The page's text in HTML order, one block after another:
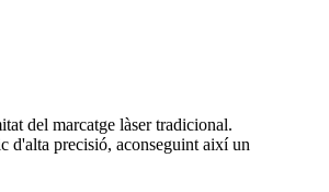
del marcatge làser tradicional.
d'alta precisió, aconseguint així un